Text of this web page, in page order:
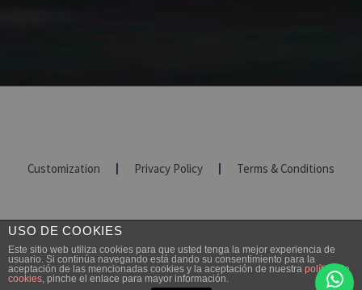
Customization Privacy Policy Terms & Conditions
2017 © Copyright Fresado CNC
Politica de Cookies
Mas información sobre las cookies
USO DE COOKIES
Este sitio web utiliza cookies para que usted tenga la mejor experiencia de
usuario. Si continúa navegando está dando su consentimiento para la
aceptación de las mencionadas cookies y la aceptación de nuestra política de
cookies, pinche el enlace para mayor información.